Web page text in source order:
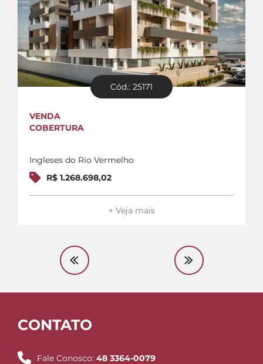
Cód.: 25171
VENDA
COBERTURA
Ingleses do Rio Vermelho
R$ 1.268.698,02
+ Veja mais
CONTATO
Fale Conosco: 48 3364-0079